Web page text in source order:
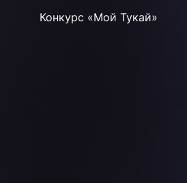
Конкурс «Мой Тукай»